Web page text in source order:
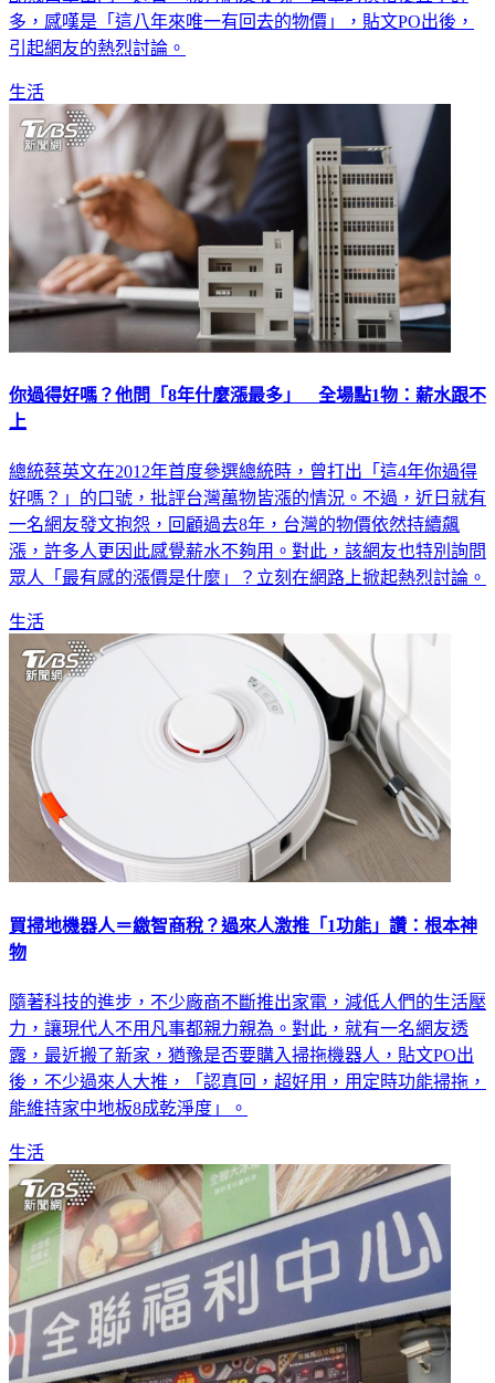
多，感嘆是「這八年來唯一有回去的物價」，貼文PO出後，
引起網友的熱烈討論。
生活
你過得好嗎？他問「8年什麼漲最多」 全場點1物：薪水跟不
上
總統蔡英文在2012年首度參選總統時，曾打出「這4年你過得
好嗎？」的口號，批評台灣萬物皆漲的情況。不過，近日就有
一名網友發文抱怨，回顧過去8年，台灣的物價依然持續飆
漲，許多人更因此感覺薪水不夠用。對此，該網友也特別詢問
眾人「最有感的漲價是什麼」？立刻在網路上掀起熱烈討論。
生活
買掃地機器人＝繳智商稅？過來人激推「1功能」讚：根本神
物
隨著科技的進步，不少廠商不斷推出家電，減低人們的生活壓
力，讓現代人不用凡事都親力親為。對此，就有一名網友透
露，最近搬了新家，猶豫是否要購入掃拖機器人，貼文PO出
後，不少過來人大推，「認真回，超好用，用定時功能掃拖，
能維持家中地板8成乾淨度」。
生活